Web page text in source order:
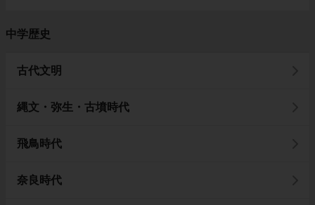
中学歴史
古代文明
縄文・弥生・古墳時代
飛鳥時代
奈良時代